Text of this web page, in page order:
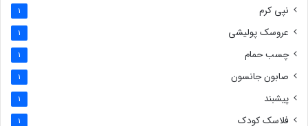
نپی کرم 1
عروسک پولیشی 1
چسب حمام 1
صابون جانسون 1
پیشبند 1
فلاسک کودک 1